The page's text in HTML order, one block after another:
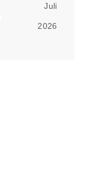
Juli
2026